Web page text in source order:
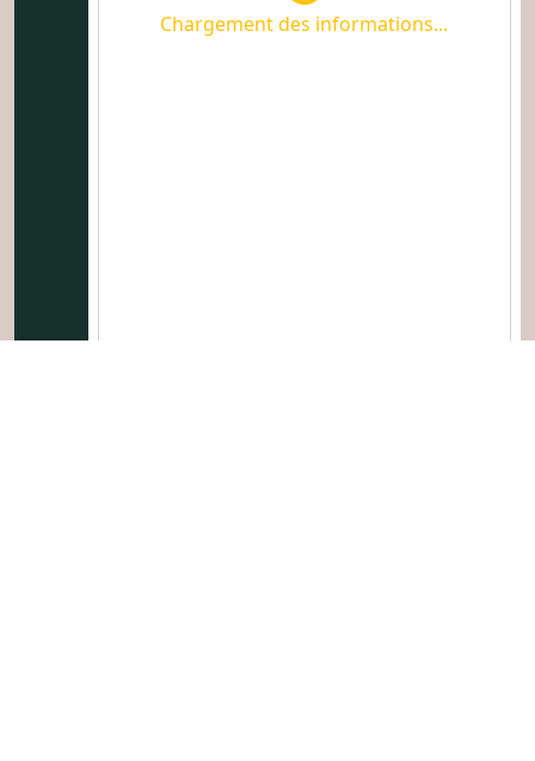
Chargement des informations...